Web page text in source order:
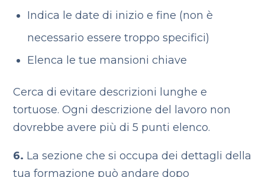
Indica le date di inizio e fine (non è
necessario essere troppo specifici)
Elenca le tue mansioni chiave
Cerca di evitare descrizioni lunghe e
tortuose. Ogni descrizione del lavoro non
dovrebbe avere più di 5 punti elenco.
6. La sezione che si occupa dei dettagli della
tua formazione può andare dopo